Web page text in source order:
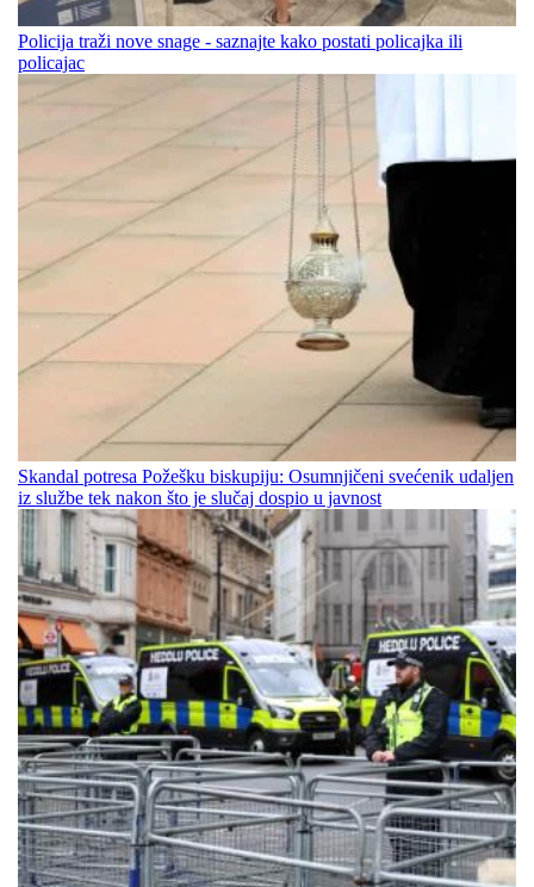
Policija traži nove snage - saznajte kako postati policajka ili
policajac
Skandal potresa Požešku biskupiju: Osumnjičeni svećenik udaljen
iz službe tek nakon što je slučaj dospio u javnost